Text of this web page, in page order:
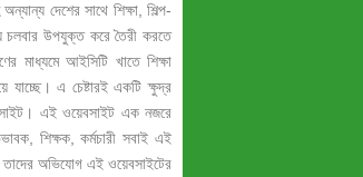
দেশের সাথে শিক্ষা, শিল্প-
চলবার উপযুক্ত করে তৈরী করতে
মাধ্যমে আইসিটি খাতে শিক্ষা
যাচ্ছে। এ চেষ্টারই একটি ক্ষুদ্র
এই ওয়েবসাইট এক নজরে
শিক্ষক, কর্মচারী সবাই এই
অভিযোগ এই ওয়েবসাইটের